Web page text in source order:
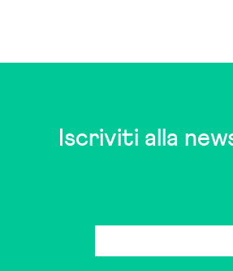
Iscriviti alla